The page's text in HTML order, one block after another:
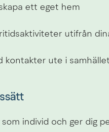
ett eget hem
utifrån
kontakter ute i
individ och ger dig